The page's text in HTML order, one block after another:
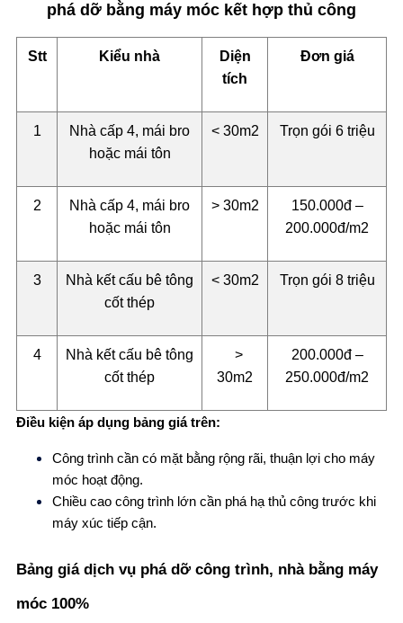
phá dỡ bằng máy móc kết hợp thủ công
Stt Kiểu nhà
Diện
tích
Đơn giá
1
Nhà cấp 4, mái bro
hoặc mái tôn
< 30m2 Trọn gói 6 triệu
2
Nhà cấp 4, mái bro
hoặc mái tôn
> 30m2
150.000đ –
200.000đ/m2
3
Nhà kết cấu bê tông
cốt thép
< 30m2 Trọn gói 8 triệu
4
Nhà kết cấu bê tông
cốt thép
>
30m2
200.000đ –
250.000đ/m2
Điều kiện áp dụng bảng giá trên:
Công trình cần có mặt bằng rộng rãi, thuận lợi cho máy
móc hoạt động.
Chiều cao công trình lớn cần phá hạ thủ công trước khi
máy xúc tiếp cận.
Bảng giá dịch vụ phá dỡ công trình, nhà bằng máy
móc 100%